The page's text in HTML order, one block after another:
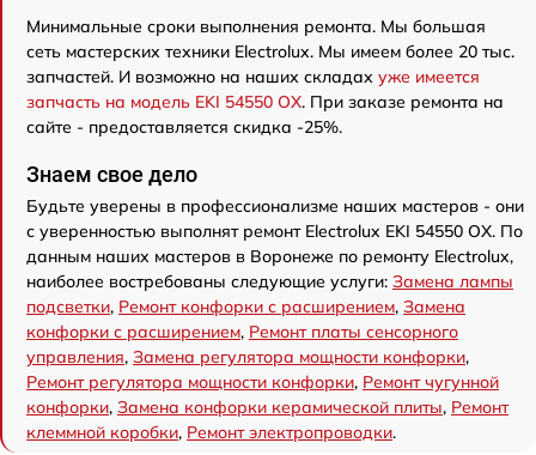
Минимальные сроки выполнения ремонта. Мы большая
сеть мастерских техники Electrolux. Мы имеем более 20 тыс.
запчастей. И возможно на наших складах уже имеется
запчасть на модель EKI 54550 OX. При заказе ремонта на
сайте - предоставляется скидка -25%.
Знаем свое дело
Будьте уверены в профессионализме наших мастеров - они
с уверенностью выполнят ремонт Electrolux EKI 54550 OX. По
данным наших мастеров в Воронеже по ремонту Electrolux,
наиболее востребованы следующие услуги: Замена лампы
подсветки, Ремонт конфорки с расширением, Замена
конфорки с расширением, Ремонт платы сенсорного
управления, Замена регулятора мощности конфорки,
Ремонт регулятора мощности конфорки, Ремонт чугунной
конфорки, Замена конфорки керамической плиты, Ремонт
клеммной коробки, Ремонт электропроводки.